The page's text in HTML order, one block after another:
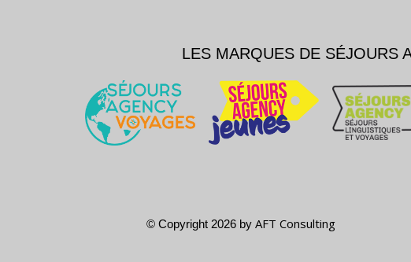
LES MARQUES DE SÉJOURS
© Copyright 2026 by AFT Consulting